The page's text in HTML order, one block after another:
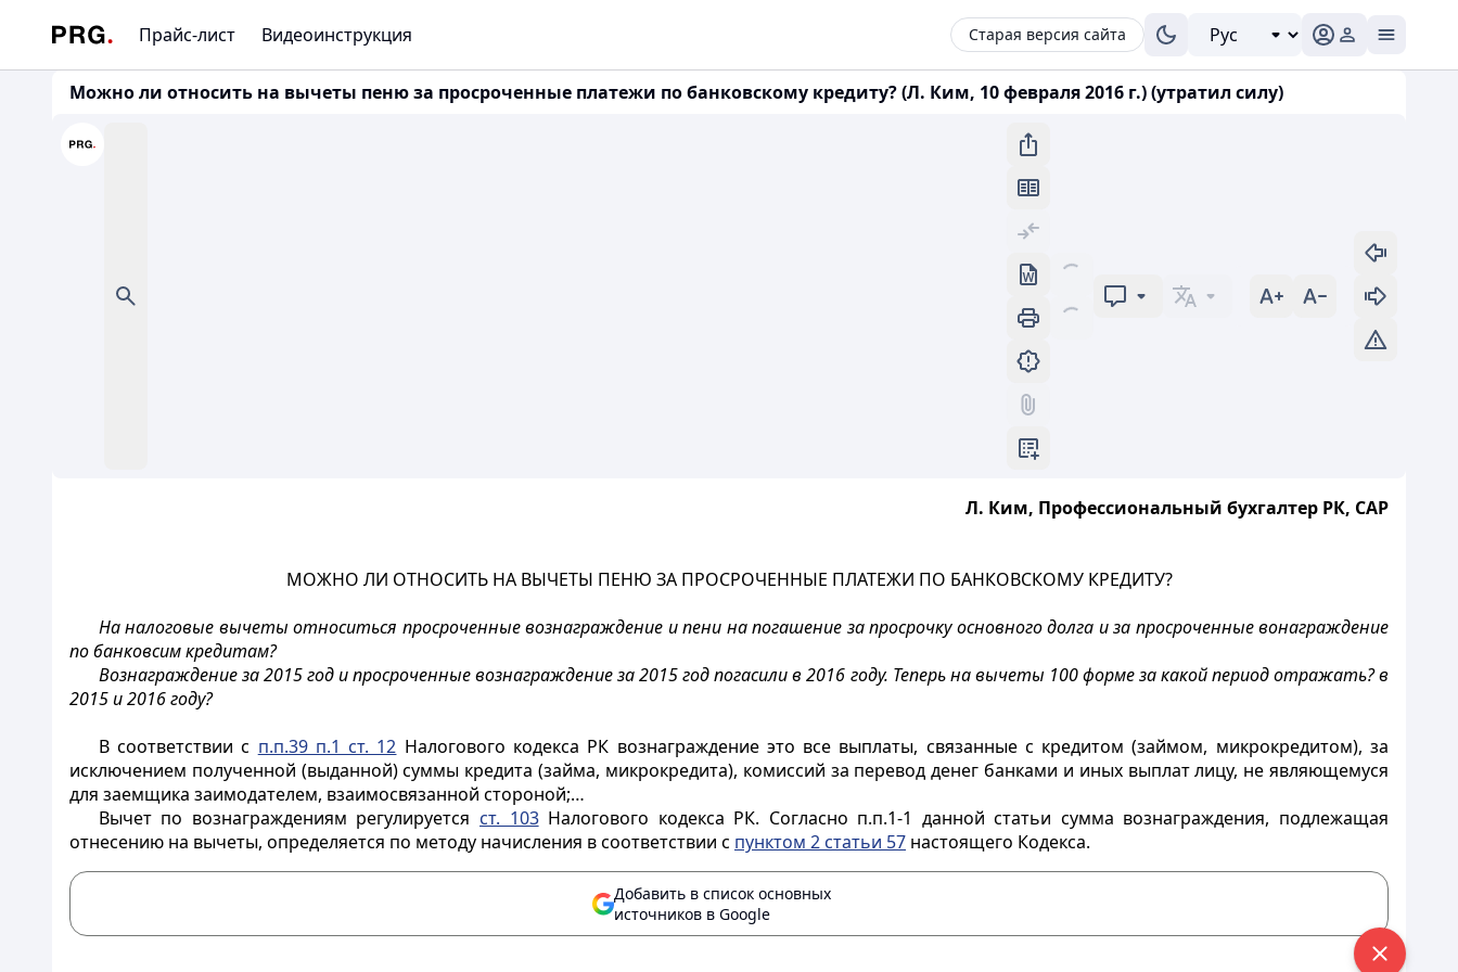
Прайс-лист Видеоинструкция Старая версия сайта
Можно ли относить на вычеты пеню за просроченные платежи по банковскому кредиту? (Л. Ким, 10 февраля 2016 г.) (утратил силу)
Л. Ким, Профессиональный бухгалтер РК, CAP
МОЖНО ЛИ ОТНОСИТЬ НА ВЫЧЕТЫ ПЕНЮ ЗА ПРОСРОЧЕННЫЕ ПЛАТЕЖИ ПО БАНКОВСКОМУ КРЕДИТУ?
На налоговые вычеты относиться просроченные вознаграждение и пени на погашение за просрочку основного долга и за просроченные вонаграждение
по банковсим кредитам?
Вознаграждение за 2015 год и просроченные вознаграждение за 2015 год погасили в 2016 году. Теперь на вычеты 100 форме за какой период отражать? в
2015 и 2016 году?
В соответствии с п.п.39 п.1 ст. 12 Налогового кодекса РК вознаграждение это все выплаты, связанные с кредитом (займом, микрокредитом), за
исключением полученной (выданной) суммы кредита (займа, микрокредита), комиссий за перевод денег банками и иных выплат лицу, не являющемуся
для заемщика заимодателем, взаимосвязанной стороной;…
Вычет по вознаграждениям регулируется ст. 103Налогового кодекса РК. Согласно п.п.1-1 данной статьи сумма вознаграждения, подлежащая
отнесению на вычеты, определяется по методу начисления в соответствии с пунктом 2 статьи 57 настоящего Кодекса.
Добавить в список основных
источников в Google